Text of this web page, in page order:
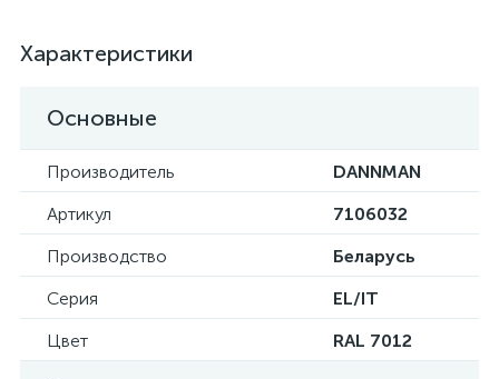
Характеристики
Основные
Производитель
DANNMAN
Артикул
7106032
Производство
Беларусь
Серия
EL/IT
Цвет
RAL 7012